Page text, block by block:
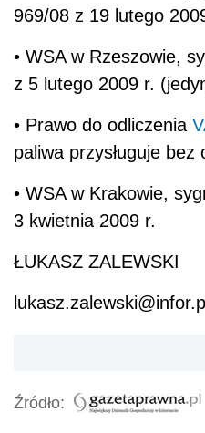
969/08 z 19 lutego
• WSA w Rzeszowie,
z 5 lutego 2009 r.
• Prawo do odliczenia
paliwa przysługuje bez
• WSA w Krakowie,
3 kwietnia 2009 r.
ŁUKASZ ZALEWSKI
lukasz.zalewski@infor.pl
Źródło: